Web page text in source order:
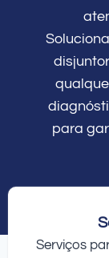
para
Serviços